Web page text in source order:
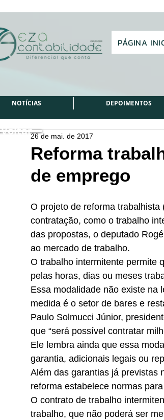
PÁGINA
NOTÍCIAS DEPOIMENTOS
Reforma
de emprego
26 de mai. de 2017
O projeto de reforma
contratação, como o trabalho
das propostas, o deputado
ao mercado de trabalho.
O trabalho intermitente permite
pelas horas, dias ou meses
Essa modalidade não existe na
medida é o setor de bares e
Paulo Solmucci Júnior,
que “será possível contratar
Ele lembra ainda que essa
garantia, adicionais legais ou
Além das garantias já previstas
reforma estabelece normas
O contrato de trabalho
trabalho, que não poderá ser
Voltar